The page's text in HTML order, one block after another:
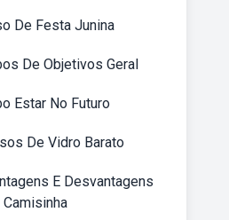
De Festa Junina
De Objetivos Geral
Estar No Futuro
De Vidro Barato
E Desvantagens
Camisinha